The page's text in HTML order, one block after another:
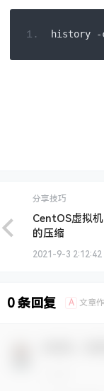
history -
分享技巧
CentOS虚拟
的压缩
2021-9-3 2:12:42
0 条回复 A 文章